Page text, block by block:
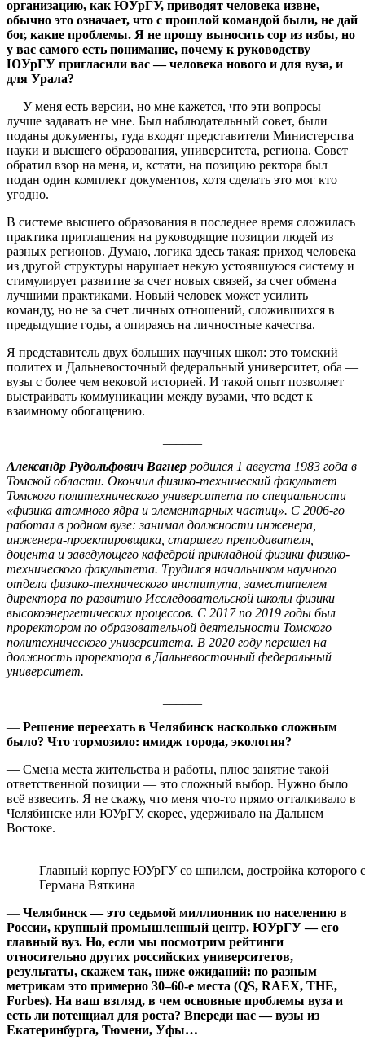
организацию, как ЮУрГУ, приводят человека извне,
обычно это означает, что с прошлой командой были, не дай
бог, какие проблемы. Я не прошу выносить сор из избы, но
у вас самого есть понимание, почему к руководству
ЮУрГУ пригласили вас — человека нового и для вуза, и
для Урала?
— У меня есть версии, но мне кажется, что эти вопросы
лучше задавать не мне. Был наблюдательный совет, были
поданы документы, туда входят представители Министерства
науки и высшего образования, университета, региона. Совет
обратил взор на меня, и, кстати, на позицию ректора был
подан один комплект документов, хотя сделать это мог кто
угодно.
В системе высшего образования в последнее время сложилась
практика приглашения на руководящие позиции людей из
разных регионов. Думаю, логика здесь такая: приход человека
из другой структуры нарушает некую устоявшуюся систему и
стимулирует развитие за счет новых связей, за счет обмена
лучшими практиками. Новый человек может усилить
команду, но не за счет личных отношений, сложившихся в
предыдущие годы, а опираясь на личностные качества.
Я представитель двух больших научных школ: это томский
политех и Дальневосточный федеральный университет, оба —
вузы с более чем вековой историей. И такой опыт позволяет
выстраивать коммуникации между вузами, что ведет к
взаимному обогащению.
Александр Рудольфович Вагнер родился 1 августа 1983 года в
Томской области. Окончил физико-технический факультет
Томского политехнического университета по специальности
«физика атомного ядра и элементарных частиц». С 2006-го
работал в родном вузе: занимал должности инженера,
инженера-проектировщика, старшего преподавателя,
доцента и заведующего кафедрой прикладной физики физико-
технического факультета. Трудился начальником научного
отдела физико-технического института, заместителем
директора по развитию Исследовательской школы физики
высокоэнергетических процессов. С 2017 по 2019 годы был
проректором по образовательной деятельности Томского
политехнического университета. В 2020 году перешел на
должность проректора в Дальневосточный федеральный
университет.
— Решение переехать в Челябинск насколько сложным
было? Что тормозило: имидж города, экология?
— Смена места жительства и работы, плюс занятие такой
ответственной позиции — это сложный выбор. Нужно было
всё взвесить. Я не скажу, что меня что-то прямо отталкивало в
Челябинске или ЮУрГУ, скорее, удерживало на Дальнем
Востоке.
Главный корпус ЮУрГУ со шпилем, достройка которого
Германа Вяткина
— Челябинск — это седьмой миллионник по населению в
России, крупный промышленный центр. ЮУрГУ — его
главный вуз. Но, если мы посмотрим рейтинги
относительно других российских университетов,
результаты, скажем так, ниже ожиданий: по разным
метрикам это примерно 30–60-е места (QS, RAEX, THE,
Forbes). На ваш взгляд, в чем основные проблемы вуза и
есть ли потенциал для роста? Впереди нас — вузы из
Екатеринбурга, Тюмени, Уфы…